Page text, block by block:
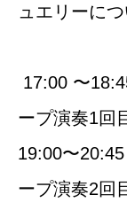
ュエリーに
17:00 〜
ープ演奏1回
19:00〜
ープ演奏2回